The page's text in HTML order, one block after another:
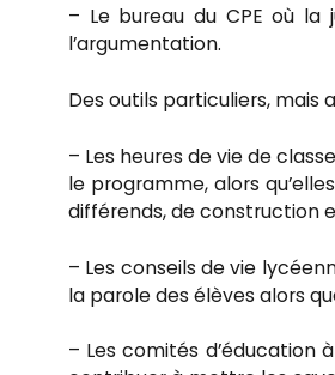
– Le bureau du CPE où
l’argumentation.
Des outils particuliers, mais
– Les heures de vie de
le programme, alors
différends, de construction
– Les conseils de vie
la parole des élèves alors
– Les comités